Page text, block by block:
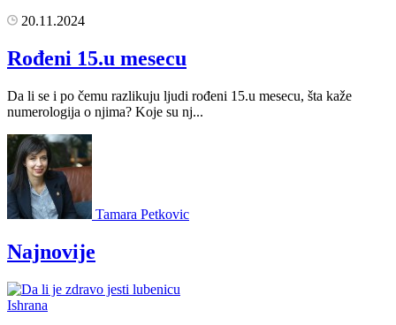
20.11.2024
Rođeni 15.u mesecu
Da li se i po čemu razlikuju ljudi rođeni 15.u mesecu, šta kaže
numerologija o njima? Koje su nj...
Tamara Petkovic
Najnovije
Ishrana